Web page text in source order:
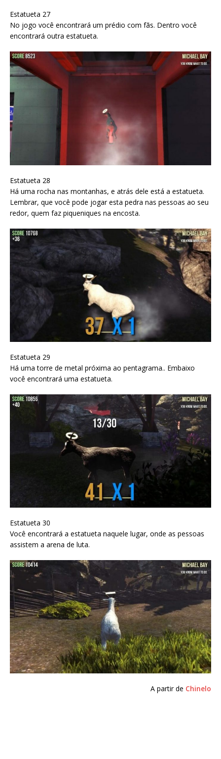
Estatueta 27
No jogo você encontrará um prédio com fãs. Dentro você
encontrará outra estatueta.
Estatueta 28
Há uma rocha nas montanhas, e atrás dele está a estatueta.
Lembrar, que você pode jogar esta pedra nas pessoas ao seu
redor, quem faz piqueniques na encosta.
Estatueta 29
Há uma torre de metal próxima ao pentagrama.. Embaixo
você encontrará uma estatueta.
Estatueta 30
Você encontrará a estatueta naquele lugar, onde as pessoas
assistem a arena de luta.
A partir de Chinelo